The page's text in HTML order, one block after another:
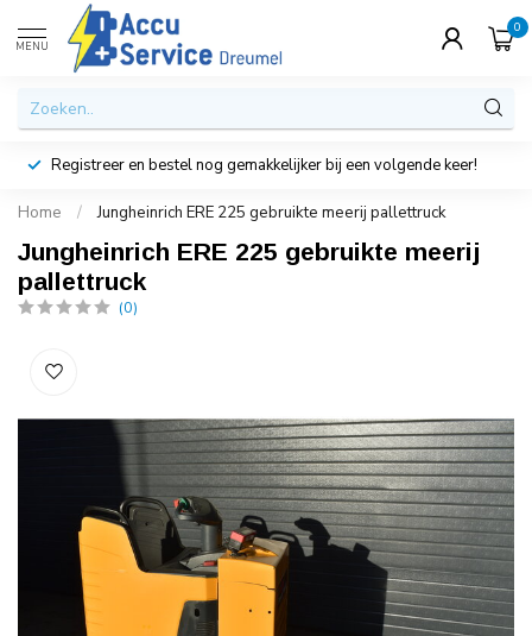
MENU
0
Registreer en bestel nog gemakkelijker bij een volgende keer!
Home / Jungheinrich ERE 225 gebruikte meerij pallettruck
Jungheinrich ERE 225 gebruikte meerij
pallettruck
(0)